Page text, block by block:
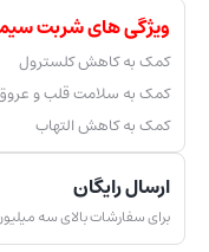
ویژگی های شربت سیموویت
کمک به کاهش کلسترول
کمک به سلامت قلب و
کمک به کاهش التهاب
ارسال رایگان
برای سفارشات بالای سه